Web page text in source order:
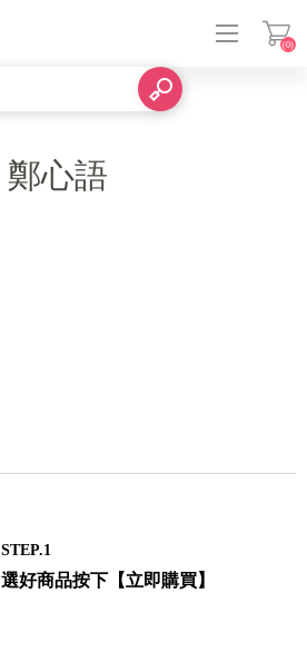
(0)
鄭心語
STEP.1
選好商品按下【立即購買】